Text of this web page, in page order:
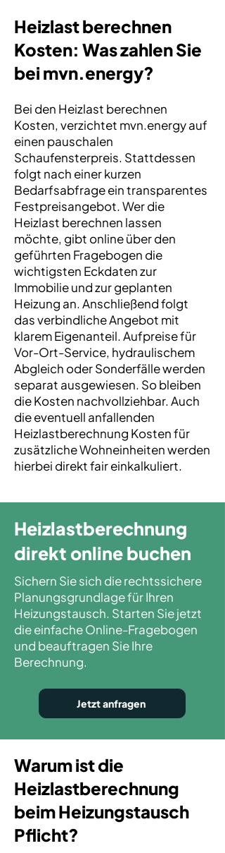
Heizlast berechnen
Kosten: Was zahlen Sie
bei mvn.energy?
Bei den Heizlast berechnen
Kosten, verzichtet mvn.energy auf
einen pauschalen
Schaufensterpreis. Stattdessen
folgt nach einer kurzen
Bedarfsabfrage ein transparentes
Festpreisangebot. Wer die
Heizlast berechnen lassen
möchte, gibt online über den
geführten Fragebogen die
wichtigsten Eckdaten zur
Immobilie und zur geplanten
Heizung an. Anschließend folgt
das verbindliche Angebot mit
klarem Eigenanteil. Aufpreise für
Vor-Ort-Service, hydraulischem
Abgleich oder Sonderfälle werden
separat ausgewiesen. So bleiben
die Kosten nachvollziehbar. Auch
die eventuell anfallenden
Heizlastberechnung Kosten für
zusätzliche Wohneinheiten werden
hierbei direkt fair einkalkuliert.
Heizlastberechnung
direkt online buchen
Sichern Sie sich die rechtssichere
Planungsgrundlage für Ihren
Heizungstausch. Starten Sie jetzt
die einfache Online-Fragebogen
und beauftragen Sie Ihre
Berechnung.
Jetzt anfragen
Warum ist die
Heizlastberechnung
beim Heizungstausch
Pflicht?